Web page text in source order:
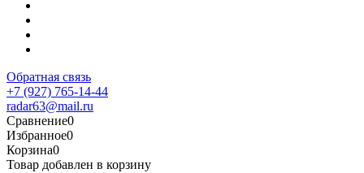
Обратная связь
+7 (927) 765-14-44
radar63@mail.ru
Сравнение0
Избранное0
Корзина0
Товар добавлен в корзину